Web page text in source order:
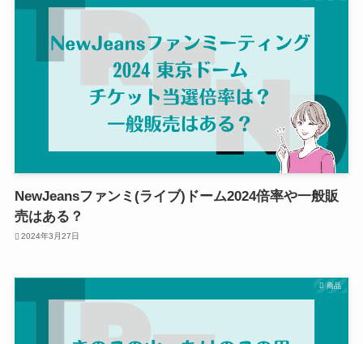
NewJeansファンミ(ライブ)ドーム2024倍率や一般販
売はある？
2024年3月27日
商品